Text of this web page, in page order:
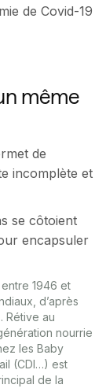
de Covid-19
même
de
incomplète et
se côtoient
encapsuler
1946 et
d’après
Rétive au
nourrie
les Baby
(CDI…) est
de la